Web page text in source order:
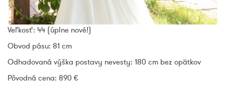
Veľkosť: 44 (úplne nové!)
Obvod pásu: 81 cm
Odhadovaná výška postavy nevesty: 180 cm bez opätkov
Pôvodná cena: 890 €